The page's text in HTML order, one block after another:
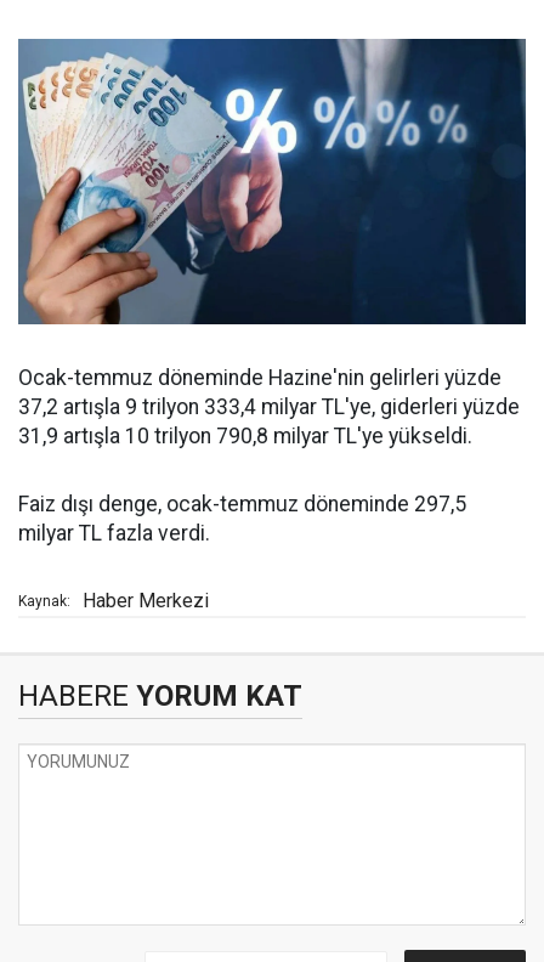
Ocak-temmuz döneminde Hazine'nin gelirleri yüzde
37,2 artışla 9 trilyon 333,4 milyar TL'ye, giderleri yüzde
31,9 artışla 10 trilyon 790,8 milyar TL'ye yükseldi.
Faiz dışı denge, ocak-temmuz döneminde 297,5
milyar TL fazla verdi.
Kaynak: Haber Merkezi
HABERE YORUM KAT